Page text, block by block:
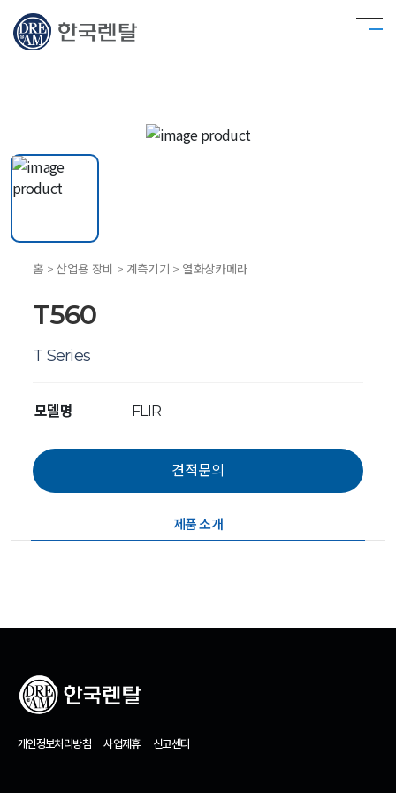
홈 > 산업용 장비 > 계측기기 > 열화상카메라
T560
T Series
모델명 FLIR
제품 소개
개인정보처리방침 사업제휴 신고센터